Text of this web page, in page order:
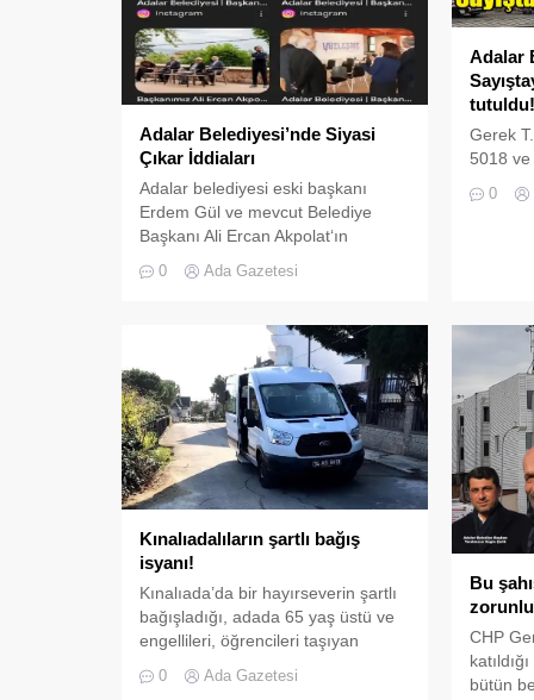
Adalar Belediyesi’nde Siyasi
Çıkar İddiaları
Adalar belediyesi eski başkanı
Erdem Gül ve mevcut Belediye
Başkanı Ali Ercan Akpolat‘ın
çıkarları için kullandığı iddiaları
atılan iddialar ve sorulması gereken
bazı sorular şunlar: Adalar
Belediyesi’nin eski başkanı Erdem
Gül ve mevcut başkanı Ali Ercan
Akpolat, belediye bütçesini kendi
siyasi...
0 Ada Gazetesi
Adalar
tutuldu!
Gerek
5018 ve
diğer
kamu
0
Kınalıadalıların şartlı bağış
isyanı!
Kınalıada’da bir hayırseverin şartlı
bağışladığı, adada 65 yaş üstü ve
engellileri, öğrencileri taşıyan
minibüs hiç bir gerekçe
gösterilmeden seneler önce
0 Ada Gazetesi
Bu
CHP
bütün